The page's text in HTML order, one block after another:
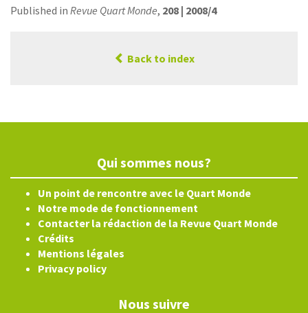
Published in Revue Quart Monde, 208 | 2008/4
Back to index
Qui sommes nous?
Un point de rencontre avec le Quart Monde
Notre mode de fonctionnement
Contacter la rédaction de la Revue Quart Monde
Crédits
Mentions légales
Privacy policy
Nous suivre